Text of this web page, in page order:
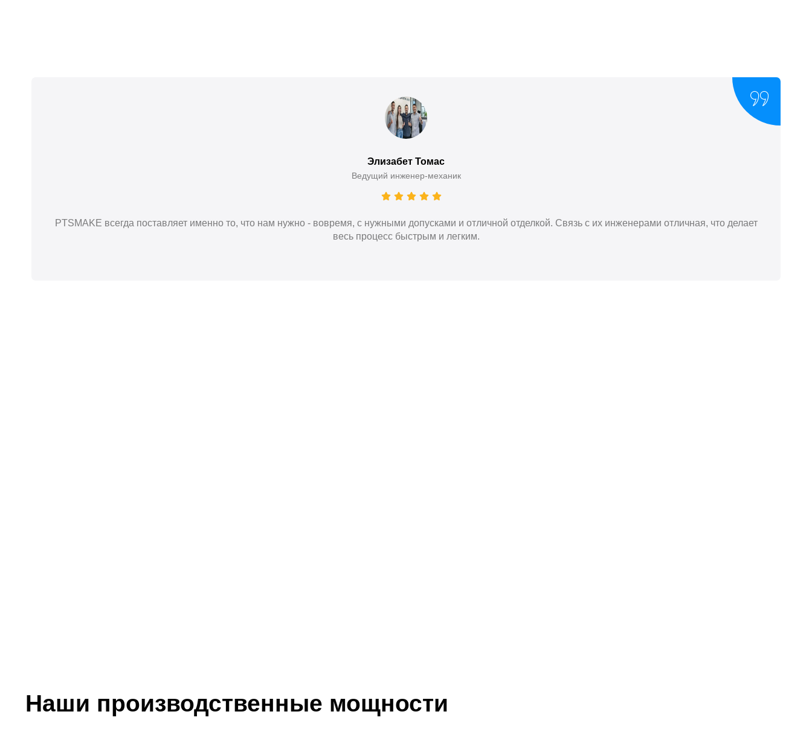
Элизабет Томас
Ведущий инженер-механик
PTSMAKE всегда поставляет именно то, что нам нужно - вовремя, с нужными допусками и отличной отделкой. Связь с их инженерами отличная, что делает
весь процесс быстрым и легким.
Наши производственные мощности